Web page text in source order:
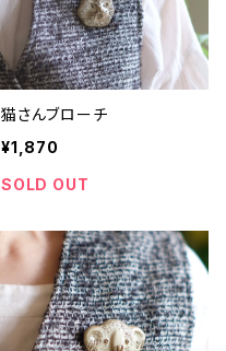
猫さんブローチ
¥1,870
SOLD OUT